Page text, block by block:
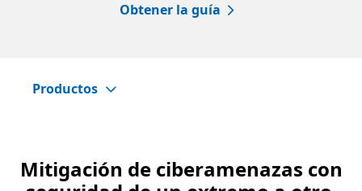
Obtener la guía
Productos
Mitigación de ciberamenazas con